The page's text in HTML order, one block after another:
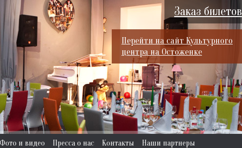
Заказ билетов
Перейти на сайт Культурного
центра на Остоженке
Фото и видео Пресса о нас Контакты Наши партнеры